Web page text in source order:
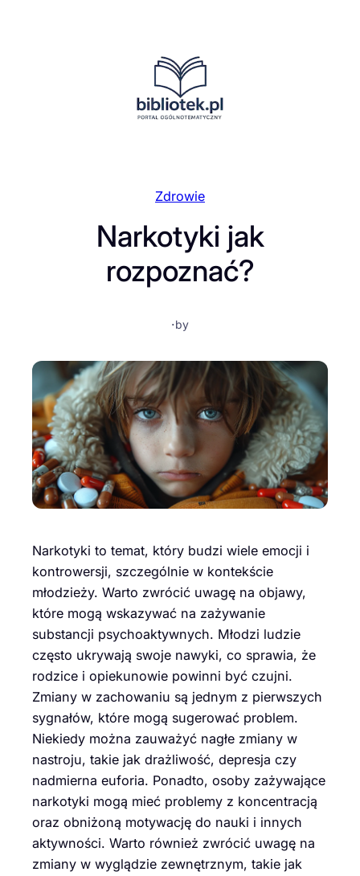
Zdrowie
Narkotyki jak
rozpoznać?
·by
Narkotyki to temat, który budzi wiele emocji i
kontrowersji, szczególnie w kontekście
młodzieży. Warto zwrócić uwagę na objawy,
które mogą wskazywać na zażywanie
substancji psychoaktywnych. Młodzi ludzie
często ukrywają swoje nawyki, co sprawia, że
rodzice i opiekunowie powinni być czujni.
Zmiany w zachowaniu są jednym z pierwszych
sygnałów, które mogą sugerować problem.
Niekiedy można zauważyć nagłe zmiany w
nastroju, takie jak drażliwość, depresja czy
nadmierna euforia. Ponadto, osoby zażywające
narkotyki mogą mieć problemy z koncentracją
oraz obniżoną motywację do nauki i innych
aktywności. Warto również zwrócić uwagę na
zmiany w wyglądzie zewnętrznym, takie jak